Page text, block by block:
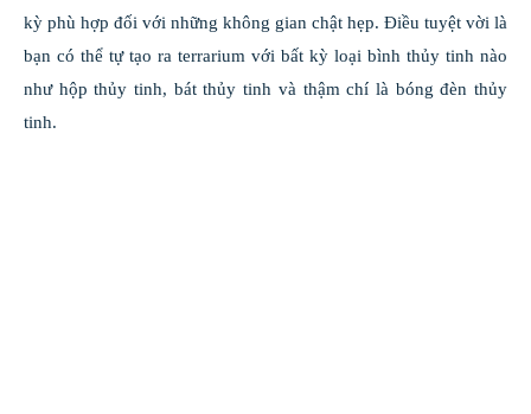
kỳ phù hợp đối với những không gian chật hẹp. Điều tuyệt vời là
bạn có thể tự tạo ra terrarium với bất kỳ loại bình thủy tinh nào
như hộp thủy tinh, bát thủy tinh và thậm chí là bóng đèn thủy
tinh.